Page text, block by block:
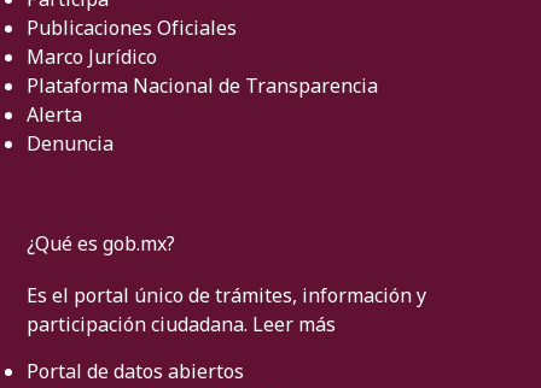
Publicaciones Oficiales
Marco Jurídico
Plataforma Nacional de Transparencia
Alerta
Denuncia
¿Qué es gob.mx?
Es el portal único de trámites, información y
participación ciudadana. Leer más
Portal de datos abiertos